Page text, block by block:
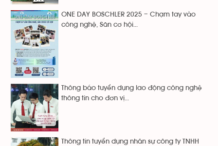
ONE DAY BOSCHLER 2025 – Chạm tay vào
công nghệ, Săn cơ hội...
Thông báo tuyển dụng lao động công nghệ
thông tin cho đơn vị...
Thông tin tuyển dụng nhân sự công ty TNHH